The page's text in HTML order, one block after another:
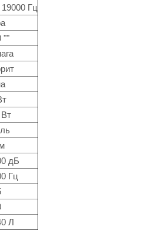
Гц
""
Вт
дБ
Гц
Л